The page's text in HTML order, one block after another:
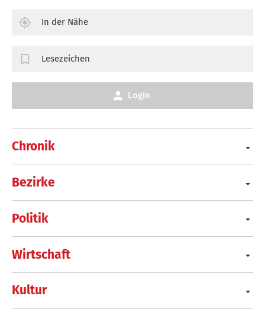
Chronik
Bezirke
Politik
Wirtschaft
Kultur
In der Nähe
Lesezeichen
Login